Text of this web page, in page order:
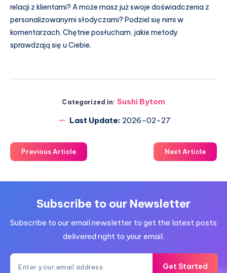
relacji z klientami? A może masz już swoje doświadczenia z
personalizowanymi słodyczami? Podziel się nimi w
komentarzach. Chętnie posłucham, jakie metody
sprawdzają się u Ciebie.
Categorized in: Sushi Bytom
Last Update: 2026-02-27
Previous Article Next Article
Subscribe to our Newsletter
Subscribe to our email newsletter to get the latest posts
delivered right to your email.
Get Started